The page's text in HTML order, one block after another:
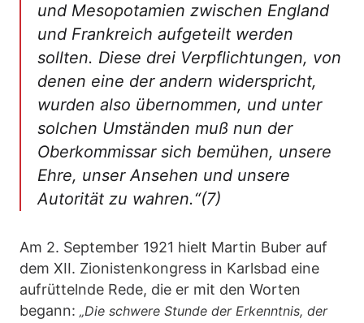
und Mesopotamien zwischen England
und Frankreich aufgeteilt werden
sollten. Diese drei Verpflichtungen, von
denen eine der andern widerspricht,
wurden also übernommen, und unter
solchen Umständen muß nun der
Oberkommissar sich bemühen, unsere
Ehre, unser Ansehen und unsere
Autorität zu wahren.“(7)
Am 2. September 1921 hielt Martin Buber auf
dem XII. Zionistenkongress in Karlsbad eine
aufrüttelnde Rede, die er mit den Worten
begann: „Die schwere Stunde der Erkenntnis, der